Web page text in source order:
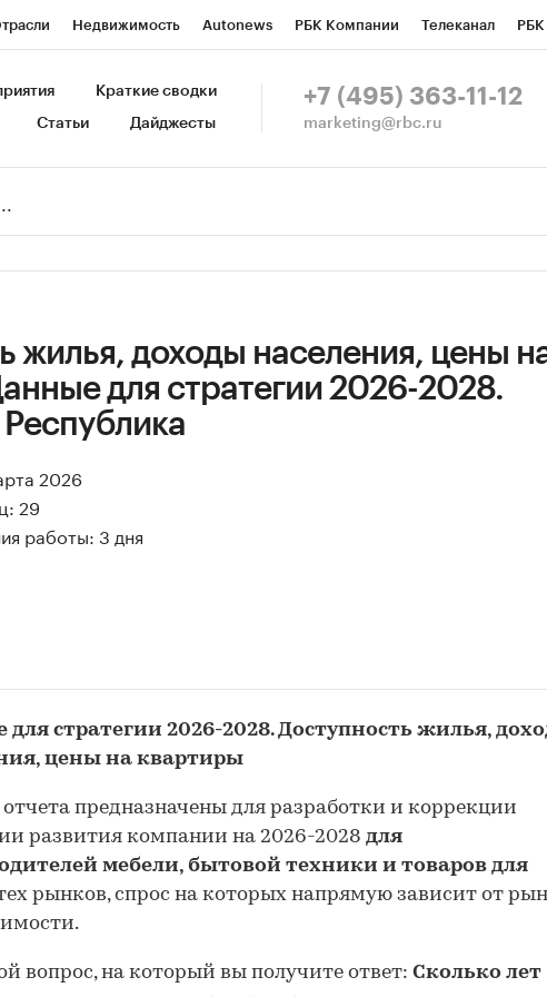
Недвижимость Autonews РБК Компании Телеканал РБК
Спецпроекты СПб Конференции СПб Спецпроекты
Краткие сводки
Статьи Дайджесты
+7 (495) 363-11-12
marketing@rbc.ru
жилья, доходы населения, цены
для стратегии 2026-2028.
2026
29
работы: 3 дня
стратегии 2026-2028. Доступность жилья,
цены на квартиры
предназначены для разработки и коррекции
развития компании на 2026-2028 для
мебели, бытовой техники и товаров для
рынков, спрос на которых напрямую зависит от
вопрос, на который вы получите ответ: Сколько лет